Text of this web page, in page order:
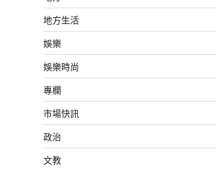
地方生活
娛樂
娛樂時尚
專欄
市場快訊
政治
文教